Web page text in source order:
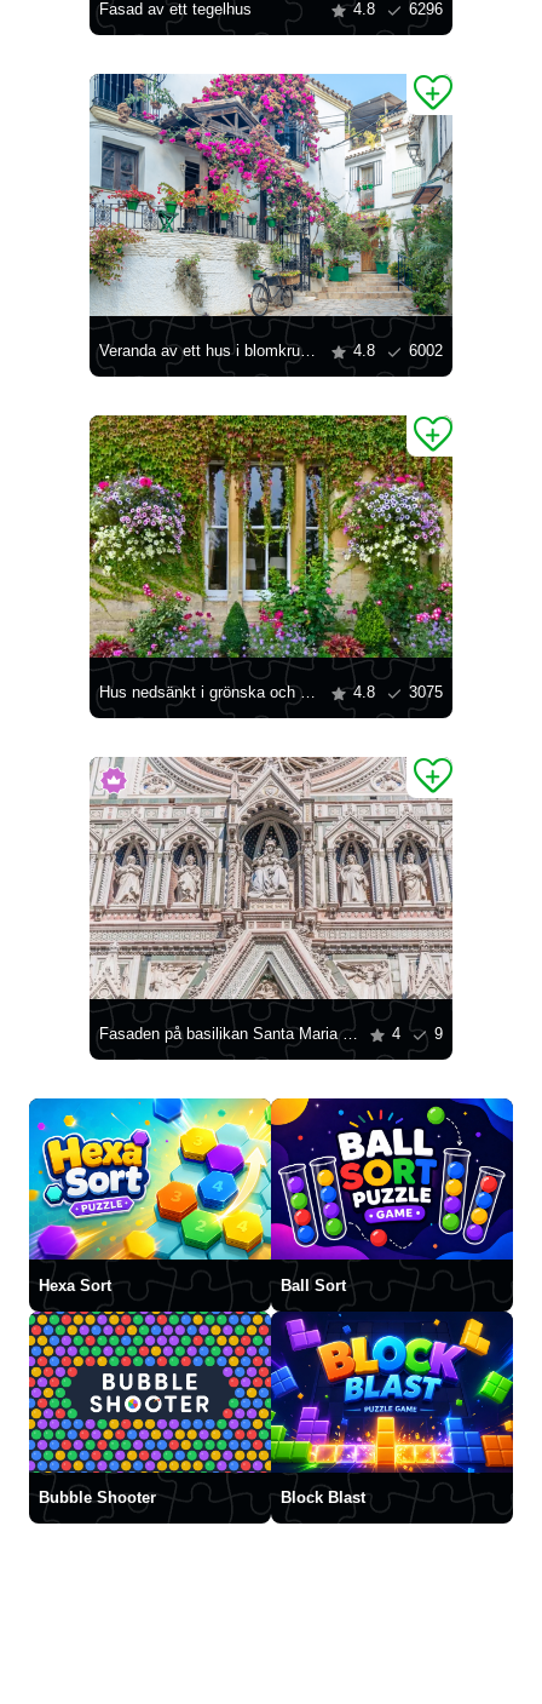
Fasad av ett tegelhus 4.8 6296
Veranda av ett hus i blomkrukor 4.8 6002
Hus nedsänkt i grönska och blommor 4.8 3075
Fasaden på basilikan Santa Maria del Fiore 4 9
Hexa Sort Ball Sort
Bubble Shooter Block Blast